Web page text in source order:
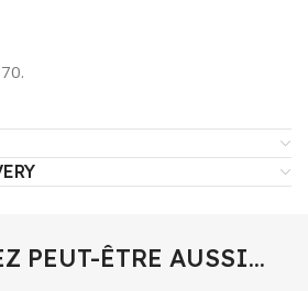
PEUT-ÊTRE AUSSI…